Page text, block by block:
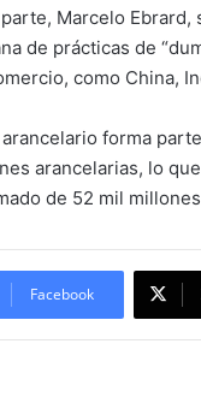
Marcelo
de prácticas de
como China,
arancelario forma
arancelarias, lo
de 52 mil
Facebook